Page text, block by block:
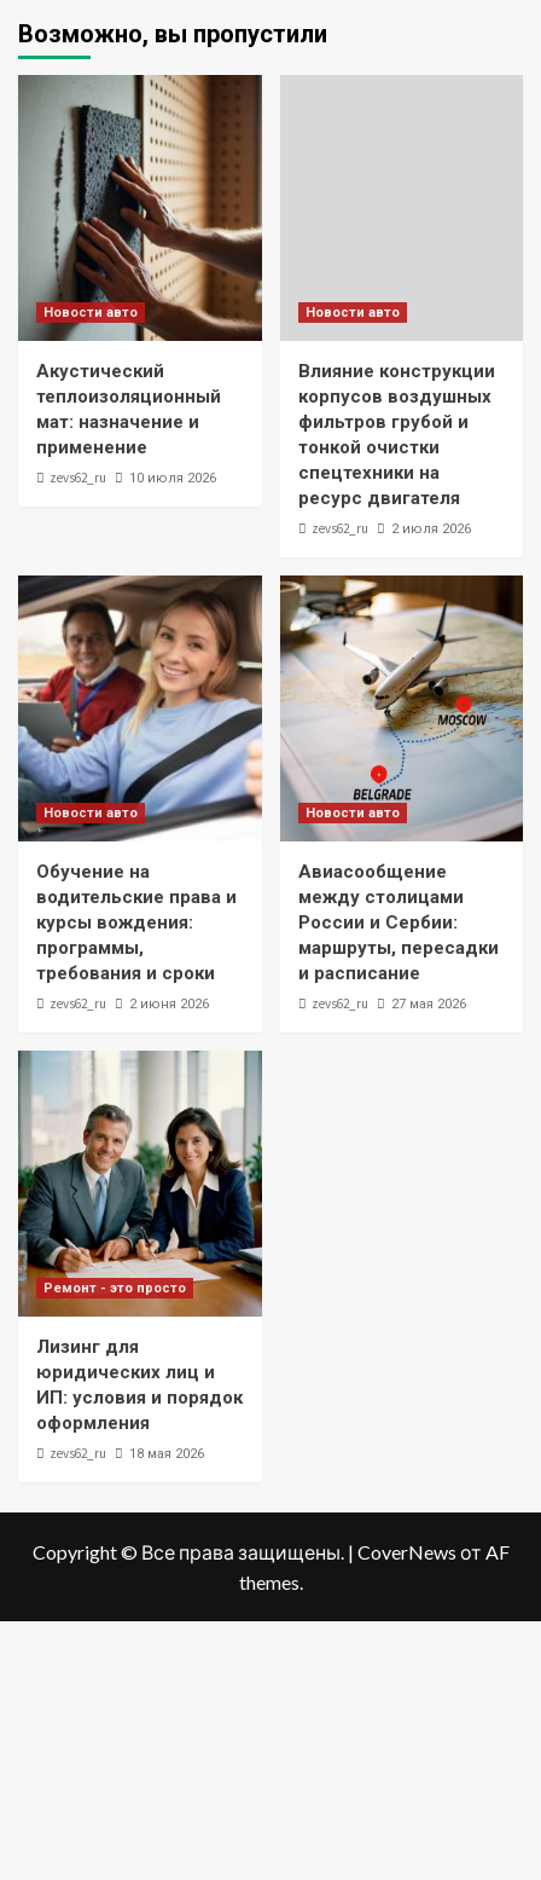
Возможно, вы пропустили
Новости авто
Акустический
теплоизоляционный
мат: назначение и
применение
zevs62_ru 10 июля 2026
Новости авто
Влияние конструкции
корпусов воздушных
фильтров грубой и
тонкой очистки
спецтехники на
ресурс двигателя
zevs62_ru 2 июля 2026
Новости авто
Обучение на
водительские права и
курсы вождения:
программы,
требования и сроки
zevs62_ru 2 июня 2026
Новости авто
Авиасообщение
между столицами
России и Сербии:
маршруты, пересадки
и расписание
zevs62_ru 27 мая 2026
Ремонт - это просто
Лизинг для
юридических лиц и
ИП: условия и порядок
оформления
zevs62_ru 18 мая 2026
Copyright © Все права защищены. | CoverNews от AF
themes.